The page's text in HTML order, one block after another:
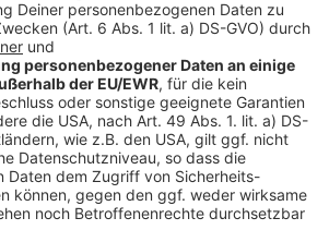
| José Narciandi
Zielerfassungsgeräte machen es
einer fremden Drohne zu